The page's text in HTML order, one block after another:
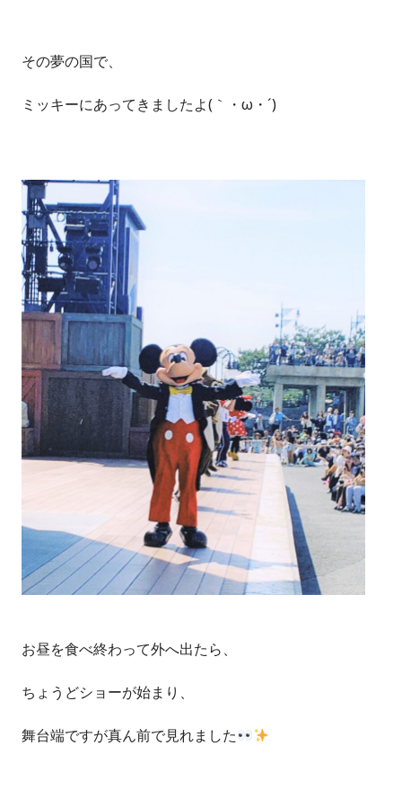
その夢の国で、
ミッキーにあってきましたよ(｀・ω・´)ゞ
お昼を食べ終わって外へ出たら、
ちょうどショーが始まり、
舞台端ですが真ん前で見れました